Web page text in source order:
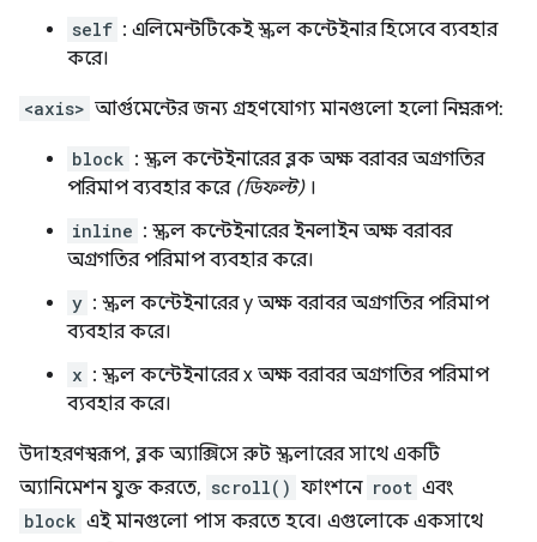
self : এলিমেন্টটিকেই স্ক্রল কন্টেইনার হিসেবে ব্যবহার
করে।
<axis> আর্গুমেন্টের জন্য গ্রহণযোগ্য মানগুলো হলো নিম্নরূপ:
block : স্ক্রল কন্টেইনারের ব্লক অক্ষ বরাবর অগ্রগতির
পরিমাপ ব্যবহার করে (ডিফল্ট)।
inline : স্ক্রল কন্টেইনারের ইনলাইন অক্ষ বরাবর
অগ্রগতির পরিমাপ ব্যবহার করে।
y : স্ক্রল কন্টেইনারের y অক্ষ বরাবর অগ্রগতির পরিমাপ
ব্যবহার করে।
x : স্ক্রল কন্টেইনারের x অক্ষ বরাবর অগ্রগতির পরিমাপ
ব্যবহার করে।
উদাহরণস্বরূপ, ব্লক অ্যাক্সিসে রুট স্ক্রলারের সাথে একটি
অ্যানিমেশন যুক্ত করতে, scroll() ফাংশনে root এবং
block এই মানগুলো পাস করতে হবে। এগুলোকে একসাথে